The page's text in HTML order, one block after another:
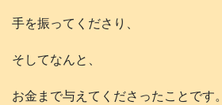
手を振ってくださり、
そしてなんと、
お金まで与えてくださったことです。